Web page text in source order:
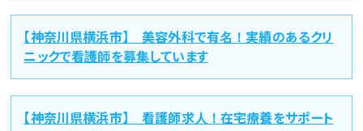
【神奈川県横浜市】 美容外科で有名！実績のあるクリ
ニックで看護師を募集しています
【神奈川県横浜市】 看護師求人！在宅療養をサポート